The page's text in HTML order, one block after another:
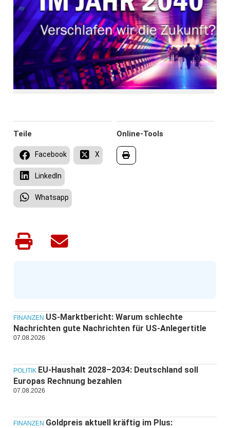
Online-Tools
Teile
Facebook X
LinkedIn
Whatsapp
FINANZEN US-Marktbericht: Warum schlechte
Nachrichten gute Nachrichten für US-Anlegertitle
07.08.2026
POLITIK EU-Haushalt 2028–2034: Deutschland soll
Europas Rechnung bezahlen
07.08.2026
FINANZEN Goldpreis aktuell kräftig im Plus: